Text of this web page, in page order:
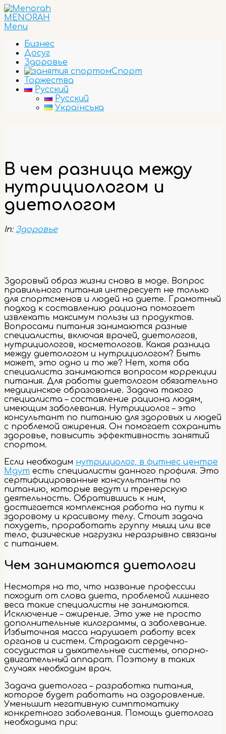
Skip
to
content
MENORAH
Primary
Menu
Menu
Бизнес
Досуг
Здоровье
Спорт
Торжества
Русский
Русский
Українська
В чем разница между
нутрициологом и
диетологом
In: Здоровье
Здоровый образ жизни снова в моде. Вопрос
правильного питания интересует не только
для спортсменов и людей на диете. Грамотный
подход к составлению рациона помогает
извлекать максимум пользы из продуктов.
Вопросами питания занимаются разные
специалисты, включая врачей, диетологов,
нутрициологов, косметологов. Какая разница
между диетологом и нутрициологом? Быть
может, это одно и то же? Нет, хотя оба
специалиста занимаются вопросом коррекции
питания. Для работы диетологом обязательно
медицинское образование. Задача такого
специалиста – составление рациона людям,
имеющим заболевания. Нутрициолог – это
консультант по питанию для здоровых и людей
с проблемой ожирения. Он помогает сохранить
здоровье, повысить эффективность занятий
спортом.
Если необходим нутрициолог, в фитнес центре
Mgym есть специалисты данного профиля. Это
сертифицированные консультанты по
питанию, которые ведут и тренерскую
деятельность. Обратившись к ним,
достигается комплексная работа на пути к
здоровому и красивому телу. Стоит задача
похудеть, проработать группу мышц или все
тело, физические нагрузки неразрывно связаны
с питанием.
Чем занимаются диетологи
Несмотря на то, что название профессии
походит от слова диета, проблемой лишнего
веса такие специалисты не занимаются.
Исключение – ожирение. Это уже не просто
дополнительные килограммы, а заболевание.
Избыточная масса нарушает работу всех
органов и систем. Страдают сердечно-
сосудистая и дыхательные системы, опорно-
двигательный аппарат. Поэтому в таких
случаях необходим врач.
Задача диетолога – разработка питания,
которое будет работать на оздоровление.
Уменьшит негативную симптоматику
конкретного заболевания. Помощь диетолога
необходима при: